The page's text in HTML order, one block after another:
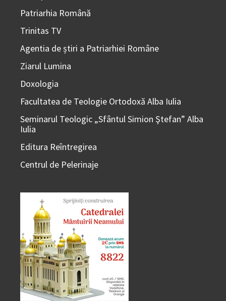
Patriarhia Română
Trinitas TV
Agentia de știri a Patriarhiei Române
Ziarul Lumina
Doxologia
Facultatea de Teologie Ortodoxă Alba Iulia
Seminarul Teologic „Sfântul Simion Ştefan” Alba
Iulia
Editura Reîntregirea
Centrul de Pelerinaje